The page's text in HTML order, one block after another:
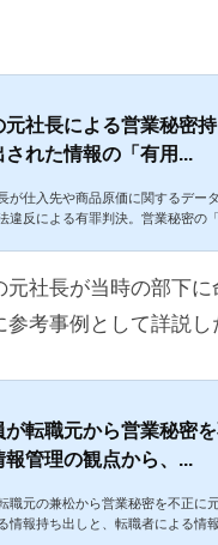
元社長による営業秘密
された情報の「有用...
が仕入先や商品原価に関するデー
違反による有罪判決。営業秘密の
社長が当時の部下
考事例として詳説し
転職元から営業秘密
報管理の観点から、...
職元の兼松から営業秘密を不正に
情報持ち出しと、転職者による情